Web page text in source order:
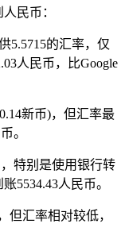
民币：
5.5715的汇率，仅
人民币，比Google
新币)，但汇率最
。
特别是使用银行转
5534.43人民币。
但汇率相对较低，